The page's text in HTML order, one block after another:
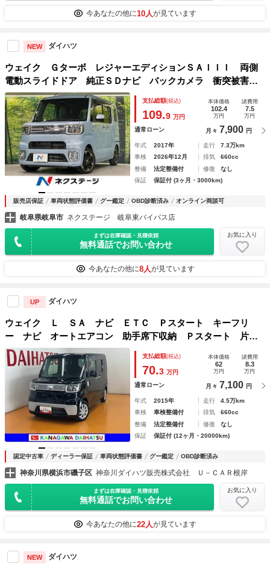
今あなたの他に10人が見ています
NEW ダイハツ
ウェイク Ｇターボ レジャーエディションＳＡＩＩＩ 両側
電動スライドドア 純正ＳＤナビ バックカメラ 衝突被害軽
減システム コーナーセンサー スマートキー ＬＥＤヘッ
ド ＥＴＣ 純正１５インチアルミ オートハイビーム 車線
逸脱警報
支払総額(税込)
109.9 万円
本体価格
102.4
万円
諸費用
7.5
万円
通常ローン 月々 7,900 円
年式 2017年 走行
7.3万km
車検
2026年12月 排気
660cc
整備
法定整備付 修復
なし
保証
保証付 (3ヶ月・3000km)
販売店保証 車両状態評価書 グー鑑定 OBD診断済み オンライン商談可
岐阜県岐阜市 ネクステージ 岐阜東バイパス店
まずは在庫確認・見積依頼
無料通話でお問い合わせ
お気に入り
今あなたの他に8人が見ています
UP ダイハツ
ウェイク Ｌ ＳＡ ナビ ＥＴＣ Ｐスタート キーフリ
ー ナビ オートエアコン 助手席下収納 Ｐスタート 片側
オートスライドドア ＥＴＣ 誤発進抑制装置 横滑り防止機
能 アイドリングストップ キーフリー
支払総額(税込)
70.3 万円
本体価格
62
万円
諸費用
8.3
万円
通常ローン 月々 7,100 円
年式 2015年 走行
4.5万km
車検
車検整備付 排気
660cc
整備
法定整備付 修復
なし
保証
保証付 (12ヶ月・20000km)
認定中古車 ディーラー保証 車両状態評価書 グー鑑定 OBD診断済み
神奈川県横浜市磯子区 神奈川ダイハツ販売株式会社 Ｕ－ＣＡＲ根岸
まずは在庫確認・見積依頼
無料通話でお問い合わせ
お気に入り
今あなたの他に22人が見ています
NEW ダイハツ